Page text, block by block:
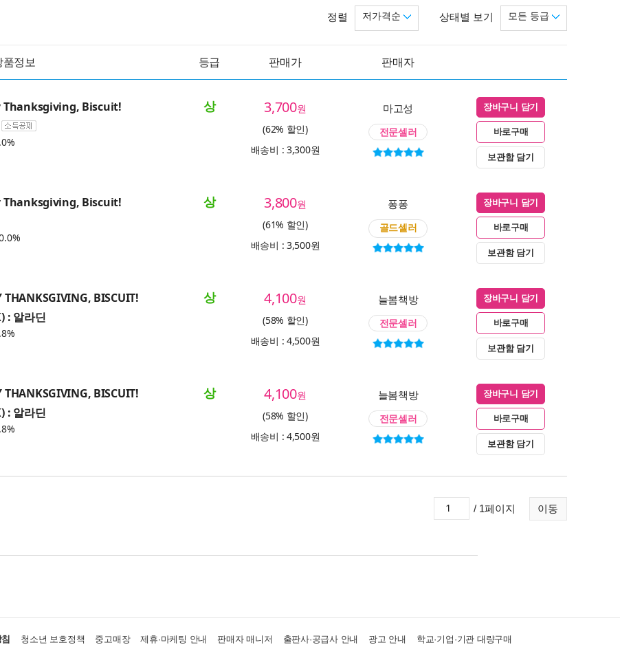
상태별 보기 모든 등급
정렬 저가격순
품정보 등급 판매가 판매자
Thanksgiving, Biscuit! 상 3,700원
(62% 할인)
배송비 : 3,300원
마고성
전문셀러
장바구니 담기
바로구매
보관함 담기
Thanksgiving, Biscuit! 상 3,800원
(61% 할인)
배송비 : 3,500원
퐁퐁
골드셀러
장바구니 담기
바로구매
보관함 담기
THANKSGIVING, BISCUIT!
: 알라딘
상 4,100원
(58% 할인)
배송비 : 4,500원
늘봄책방
전문셀러
장바구니 담기
바로구매
보관함 담기
THANKSGIVING, BISCUIT!
: 알라딘
상 4,100원
(58% 할인)
배송비 : 4,500원
늘봄책방
전문셀러
장바구니 담기
바로구매
보관함 담기
이동
/ 1페이지
청소년 보호정책 중고매장 제휴·마케팅 안내 판매자 매니저 출판사·공급사 안내 광고 안내 학교·기업·기관 대량구매